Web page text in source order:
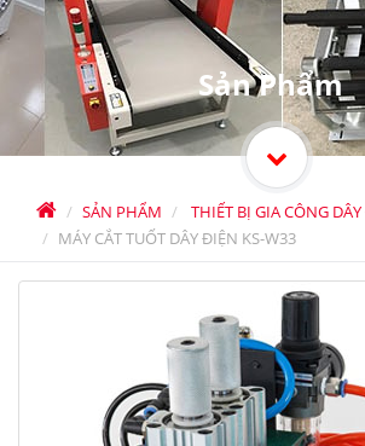
SẢN PHẨM
THIẾT BỊ GIA CÔNG
MÁY CẮT TUỐT DÂY ĐIỆN KS-W33
Sản Phẩm